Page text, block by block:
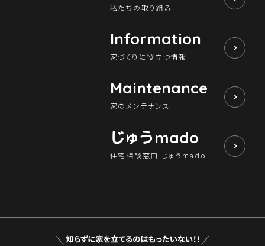
私たちの取り組み
Information
家づくりに役立つ情報
Maintenance
家のメンテナンス
じゅうmado
住宅相談窓口 じゅうmado